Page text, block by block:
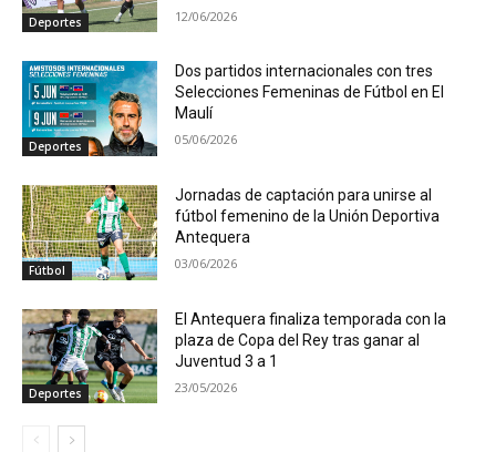
Deportes 12/06/2026
Deportes
Dos partidos internacionales con tres
Selecciones Femeninas de Fútbol en El
Maulí
05/06/2026
Fútbol
Jornadas de captación para unirse al
fútbol femenino de la Unión Deportiva
Antequera
03/06/2026
Deportes
El Antequera finaliza temporada con la
plaza de Copa del Rey tras ganar al
Juventud 3 a 1
23/05/2026